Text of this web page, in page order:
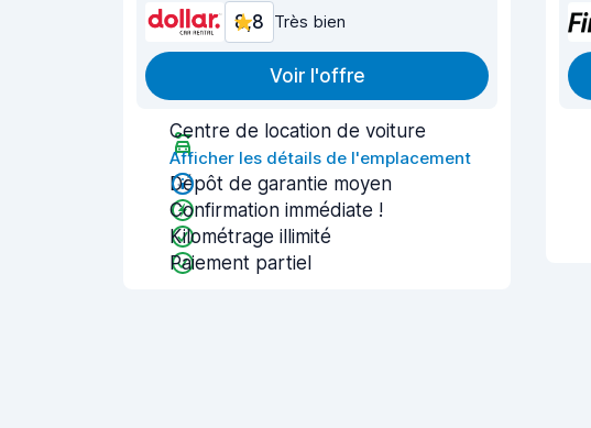
8,8 Très bien
Voir l'offre
Centre de location de voiture
Afficher les détails de l'emplacement
Dépôt de garantie moyen
Confirmation immédiate !
Kilométrage illimité
Paiement partiel